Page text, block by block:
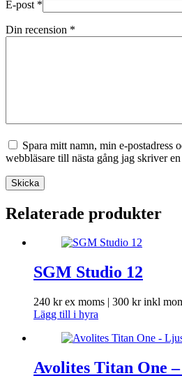
E-post *
Din recension *
Spara mitt namn, min e-postadress
webbläsare till nästa gång jag skriver
Skicka
Relaterade produkter
SGM Studio 12
240 krex moms | 300 krinkl
Lägg till i hyra
Avolites Titan One